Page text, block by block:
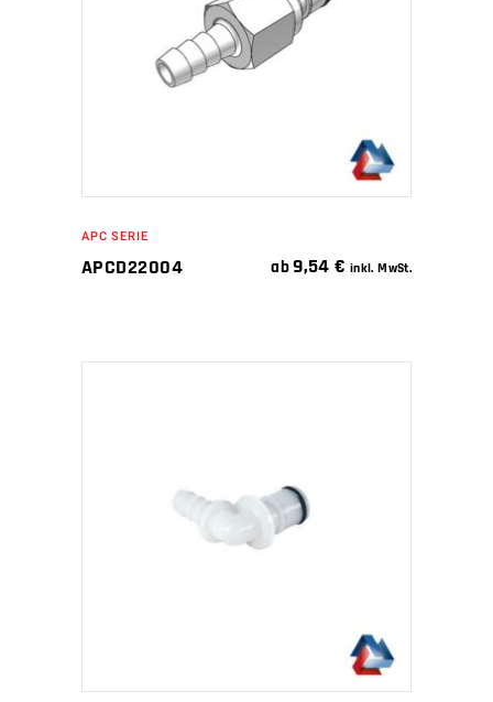
IN DEN WARENKORB
APC SERIE
APCD22004 ab9,54€ inkl. MwSt.
IN DEN WARENKORB